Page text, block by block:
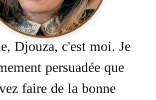
Djouza, c'est moi. Je
persuadée que
faire de la bonne